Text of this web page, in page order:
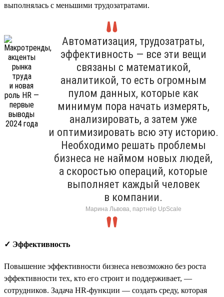
выполнялась с меньшими трудозатратами.
Автоматизация, трудозатраты,
эффективность — все эти вещи
связаны с математикой,
аналитикой, то есть огромным
пулом данных, которые как
минимум пора начать измерять,
анализировать, а затем уже
и оптимизировать всю эту историю.
Необходимо решать проблемы
бизнеса не наймом новых людей,
а скоростью операций, которые
выполняет каждый человек
в компании.
Марина Львова, партнёр UpScale
✓ Эффективность
Повышение эффективности бизнеса невозможно без роста
эффективности тех, кто его строит и поддерживает, —
сотрудников. Задача HR-функции — создать среду, которая